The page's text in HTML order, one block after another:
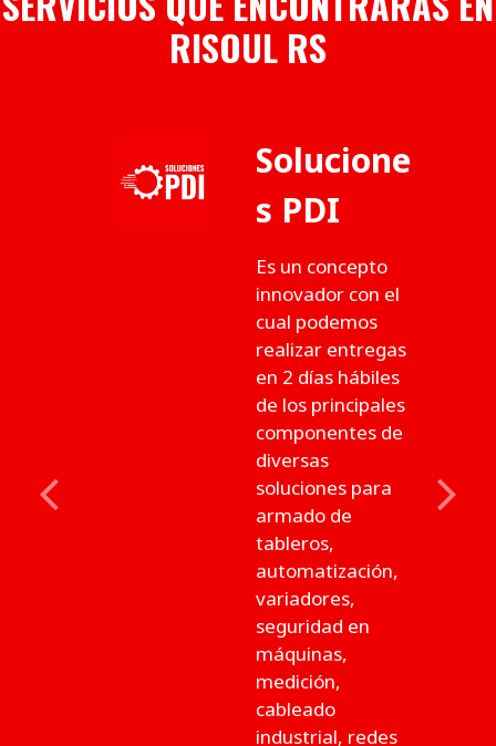
RISOUL RS
Solucione
s PDI
Es un concepto
innovador con el
cual podemos
realizar entregas
en 2 días hábiles
de los principales
componentes de
diversas
soluciones para
armado de
tableros,
automatización,
variadores,
seguridad en
máquinas,
medición,
cableado
industrial, redes
Previous Next